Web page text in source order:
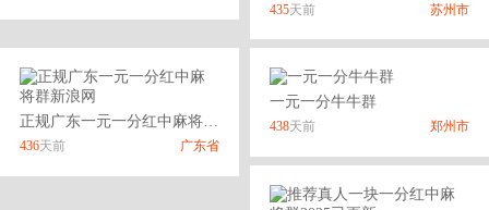
435天前 苏州市
正规广东一元一分红中麻将群新浪网
436天前 广东省
一元一分牛牛群
438天前 郑州市